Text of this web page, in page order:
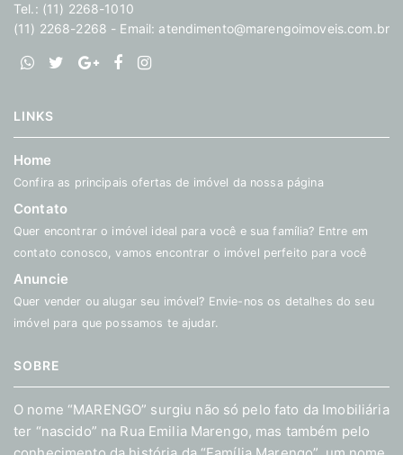
Tel.: (11) 2268-1010
(11) 2268-2268 - Email: atendimento@marengoimoveis.com.br
LINKS
Home
Confira as principais ofertas de imóvel da nossa página
Contato
Quer encontrar o imóvel ideal para você e sua família? Entre em
contato conosco, vamos encontrar o imóvel perfeito para você
Anuncie
Quer vender ou alugar seu imóvel? Envie-nos os detalhes do seu
imóvel para que possamos te ajudar.
SOBRE
O nome “MARENGO” surgiu não só pelo fato da Imobiliária
ter “nascido” na Rua Emilia Marengo, mas também pelo